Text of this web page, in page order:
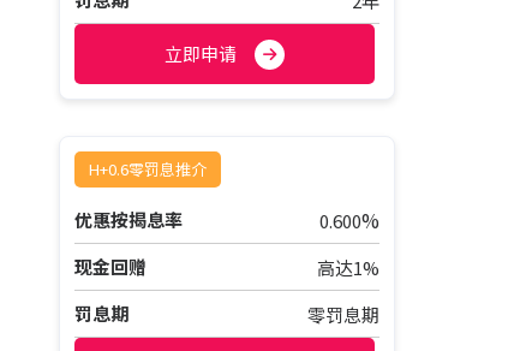
立即申请
H+0.6零罚息推介
优惠按揭息率 0.600%
现金回赠
高达1%
罚息期
零罚息期